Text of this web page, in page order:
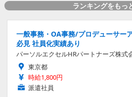
ランキングをもっ
一般事務・OA事務/プロデューサー
必見 社員化実績あり
パーソルエクセルHRパートナーズ株式
東京都
時給1,800円
派遣社員